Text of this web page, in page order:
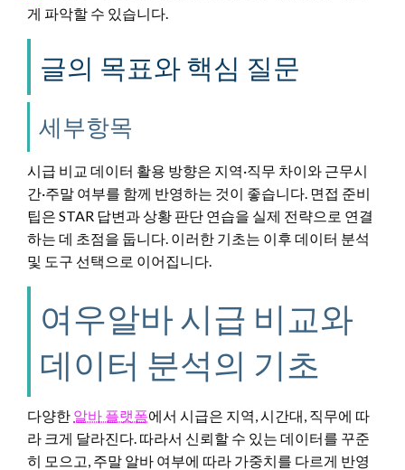
게 파악할 수 있습니다.
글의 목표와 핵심 질문
세부항목
시급 비교 데이터 활용 방향은 지역·직무 차이와 근무시
간·주말 여부를 함께 반영하는 것이 좋습니다. 면접 준비
팁은 STAR 답변과 상황 판단 연습을 실제 전략으로 연결
하는 데 초점을 둡니다. 이러한 기초는 이후 데이터 분석
및 도구 선택으로 이어집니다.
여우알바 시급 비교와
데이터 분석의 기초
다양한 알바 플랫폼에서 시급은 지역, 시간대, 직무에 따
라 크게 달라진다. 따라서 신뢰할 수 있는 데이터를 꾸준
히 모으고, 주말 알바 여부에 따라 가중치를 다르게 반영